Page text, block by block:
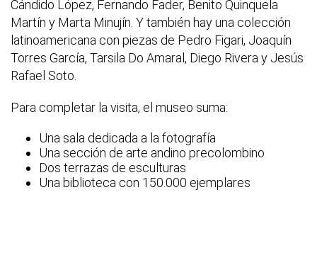
Cándido López, Fernando Fader, Benito Quinquela
Martín y Marta Minujín. Y también hay una colección
latinoamericana con piezas de Pedro Figari, Joaquín
Torres García, Tarsila Do Amaral, Diego Rivera y Jesús
Rafael Soto.
Para completar la visita, el museo suma:
Una sala dedicada a la fotografía
Una sección de arte andino precolombino
Dos terrazas de esculturas
Una biblioteca con 150.000 ejemplares